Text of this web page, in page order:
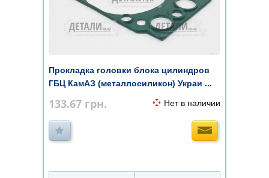
Прокладка головки блока цилиндров
ГБЦ КамАЗ (металлосиликон) Украи ...
133.67 грн. Нет в наличии